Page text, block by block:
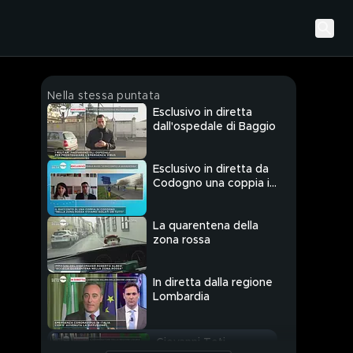
Nella stessa puntata
Esclusivo in diretta
dall'ospedale di Baggio
Esclusivo in diretta da
Codogno una coppia in
La quarentena della
zona rossa
In diretta dalla regione
Lombardia
Giovanni Toti,